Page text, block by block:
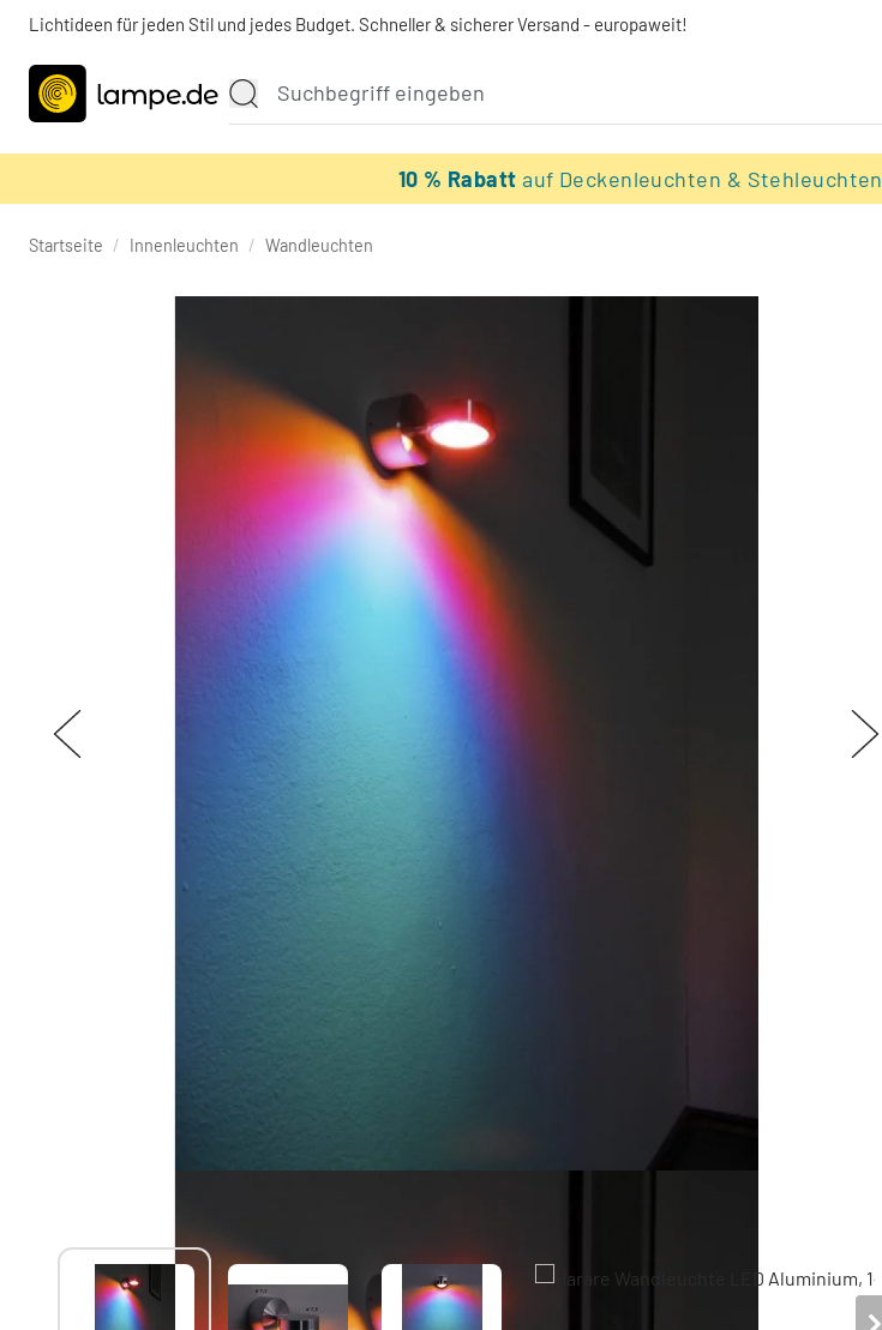
Lichtideen für jeden Stil und jedes Budget. Schneller & sicherer Versand - europaweit!
10 % Rabattauf Deckenleuchten & Stehleuchten
Startseite / Innenleuchten / Wandleuchten